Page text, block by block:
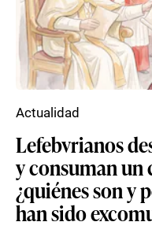
Lefebvrianos
y consuman un
¿quiénes son y
han sido
Actualidad